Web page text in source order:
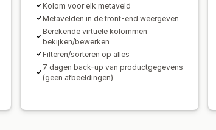
Kolom voor elk metaveld
Metavelden in de front-end weergeven
Berekende virtuele kolommen
bekijken/bewerken
Filteren/sorteren op alles
7 dagen back-up van productgegevens
(geen afbeeldingen)